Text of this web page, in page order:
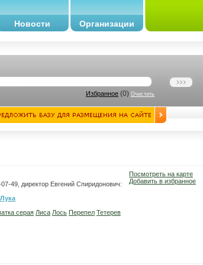
Новости Организации
Избранное (0) Очистить
49, директор Евгений Спиридонович:
Лука
серая Лиса Лось Перепел Тетерев
Посмотреть на карте
Добавить в избранное